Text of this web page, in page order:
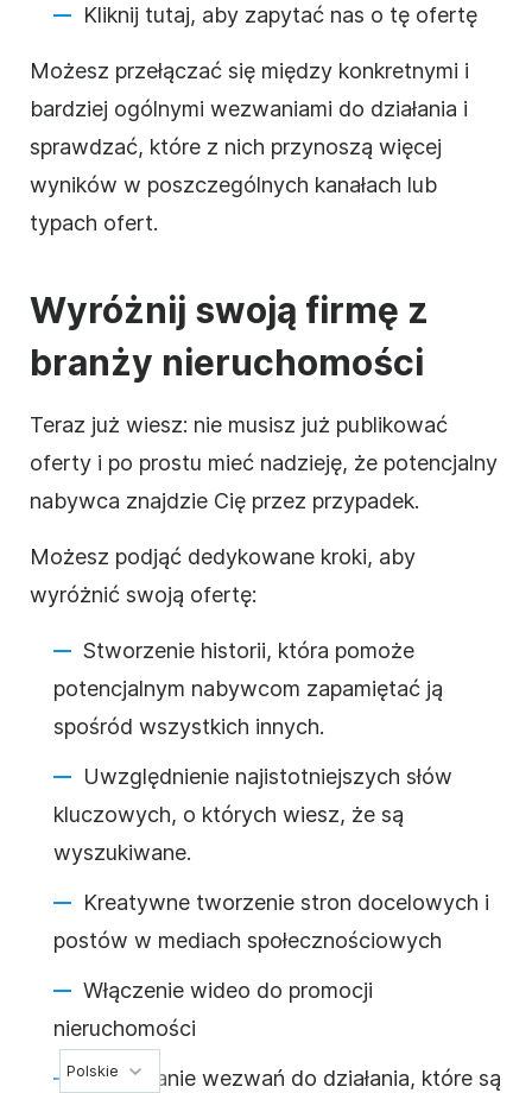
Kliknij tutaj, aby zapytać nas o tę ofertę
Możesz przełączać się między konkretnymi i
bardziej ogólnymi wezwaniami do działania i
sprawdzać, które z nich przynoszą więcej
wyników w poszczególnych kanałach lub
typach ofert.
Wyróżnij swoją firmę z
branży nieruchomości
Teraz już wiesz: nie musisz już publikować
oferty i po prostu mieć nadzieję, że potencjalny
nabywca znajdzie Cię przez przypadek.
Możesz podjąć dedykowane kroki, aby
wyróżnić swoją ofertę:
Stworzenie historii, która pomoże
potencjalnym nabywcom zapamiętać ją
spośród wszystkich innych.
Uwzględnienie najistotniejszych słów
kluczowych, o których wiesz, że są
wyszukiwane.
Kreatywne tworzenie stron docelowych i
postów w mediach społecznościowych
Włączenie wideo do promocji
nieruchomości
Dodawanie wezwań do działania, które są
Polskie